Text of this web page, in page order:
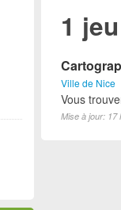
1
Ville de Nice
Vous
Mise à jour: 17